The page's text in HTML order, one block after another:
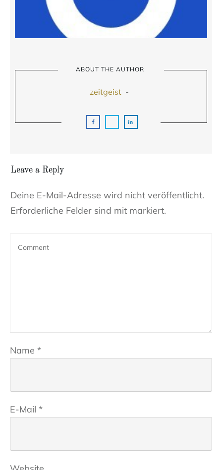
ABOUT THE AUTHOR
zeitgeist-
Leave a Reply
Deine E-Mail-Adresse wird nicht veröffentlicht.
Erforderliche Felder sind mit markiert.
Name *
E-Mail *